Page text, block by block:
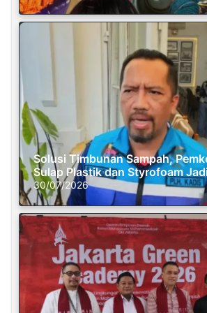
Solusi Timbunan Sampah,
Sulap Plastik dan Styrofoam
30/07/2026